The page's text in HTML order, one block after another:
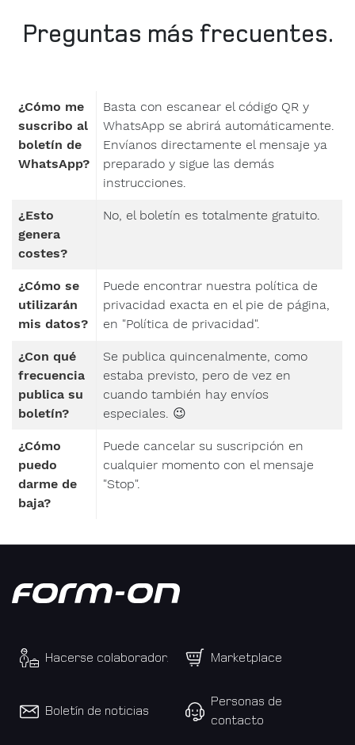
Preguntas más frecuentes.
¿Cómo me
suscribo al
boletín de
WhatsApp?
Basta con escanear el código QR y
WhatsApp se abrirá automáticamente.
Envíanos directamente el mensaje ya
preparado y sigue las demás
instrucciones.
¿Esto
genera
costes?
No, el boletín es totalmente gratuito.
¿Cómo se
utilizarán
mis datos?
Puede encontrar nuestra política de
privacidad exacta en el pie de página,
en "Política de privacidad".
¿Con qué
frecuencia
publica su
boletín?
Se publica quincenalmente, como
estaba previsto, pero de vez en
cuando también hay envíos
especiales. 😉
¿Cómo
puedo
darme de
baja?
Puede cancelar su suscripción en
cualquier momento con el mensaje
"Stop".
Hacerse colaborador. Marketplace
Boletín de noticias
Personas de
contacto
Acepto la
de
protección
Con
nosotros,
tus
están
en
buenas
manos,
Directriz
de
protección
de
datos